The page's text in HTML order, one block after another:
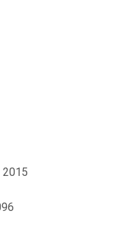
2015